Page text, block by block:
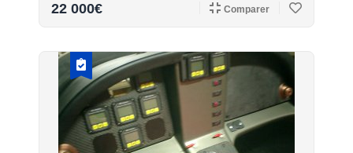
22 000€ Comparer